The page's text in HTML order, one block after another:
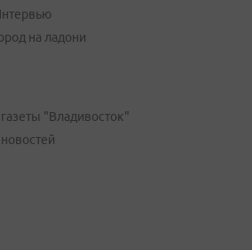
на ладони
"Владивосток"